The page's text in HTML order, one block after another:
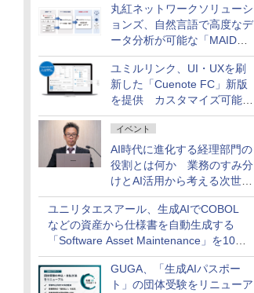
丸紅ネットワークソリューシ
ョンズ、自然言語で高度なデ
ータ分析が可能な「MAIDOA
AI ASSIST」を9月より提供
ユミルリンク、UI・UXを刷
新した「Cuenote FC」新版
を提供 カスタマイズ可能な
ダッシュボード画面を搭載
イベント
AI時代に進化する経理部門の
役割とは何か 業務のすみ分
けとAI活用から考える次世代
ファイナンス戦略
ユニリタエスアール、生成AIでCOBOL
などの資産から仕様書を自動生成する
「Software Asset Maintenance」を10月
に発売
GUGA、「生成AIパスポー
ト」の団体受験をリニューア